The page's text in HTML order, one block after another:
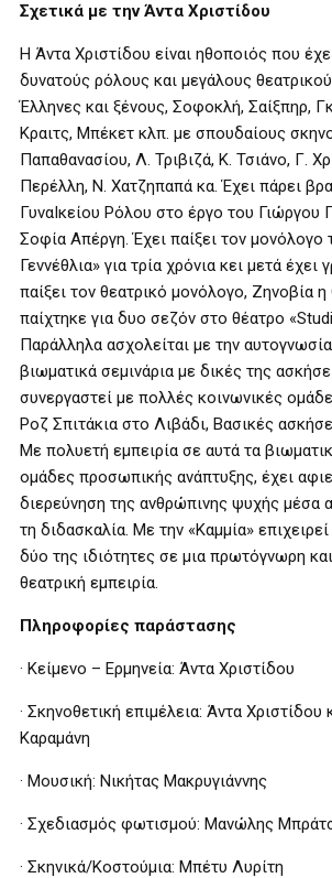
Σχετικά με την Άντα Χριστίδου
Η Άντα Χριστίδου είναι ηθοποιός που
δυνατούς ρόλους και μεγάλους
Έλληνες και ξένους, Σοφοκλή, Σαίξπηρ,
Κραιτς, Μπέκετ κλπ. με σπουδαίους
Παπαθανασίου, Λ. Τριβιζά, Κ. Τσιάνο, Γ.
Περέλλη, Ν. Χατζηπαπά κα. Έχει πάρει
ΓυναΙκείου Ρόλου στο έργο του Γιώργου
Σοφία Απέργη. Έχει παίξει τον μονόλογο
Γεννέθλια» για τρία χρόνια κει μετά έχει
παίξει τον θεατρικό μονόλογο, Ζηνοβία
παίχτηκε για δυο σεζόν στο θέατρο
Παράλληλα ασχολείται με την
βιωματικά σεμινάρια με δικές της
συνεργαστεί με πολλές κοινωνικές
Ροζ Σπιτάκια στο Λιβάδι, Βασικές
Με πολυετή εμπειρία σε αυτά τα
ομάδες προσωπικής ανάπτυξης, έχει
διερεύνηση της ανθρώπινης ψυχής μέσα
τη διδασκαλία. Με την «Καμμία»
δύο της ιδιότητες σε μια πρωτόγνωρη
θεατρική εμπειρία.
Πληροφορίες παράστασης
· Κείμενο – Ερμηνεία: Άντα Χριστίδου
· Σκηνοθετική επιμέλεια: Άντα Χριστίδου
Καραμάνη
· Μουσική: Νικήτας Μακρυγιάννης
· Σχεδιασμός φωτισμού: Μανώλης
· Σκηνικά/Κοστούμια: Μπέτυ Λυρίτη